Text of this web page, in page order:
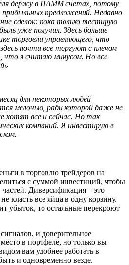
держу в ПАММ счетах, потому
прибыльных предложений. Недавно
сделок: пока только тестирую
уже получил. Здесь больше
торговли управляющего, что
почти все торгуют с плечом
что я считаю минусом. Но все
для некоторых людей
мелочью, ради которой даже не
хотят все и сейчас. Но так
компаний. Я инвестирую в
в торговлю трейдеров на
с суммой инвестиций, чтобы
частей. Диверсификация – это
класть все яйца в одну корзину.
убыток, то остальные перекроют
и доверительное
в портфеле, но только вы
вам удобнее работать в
и одновременно везде.